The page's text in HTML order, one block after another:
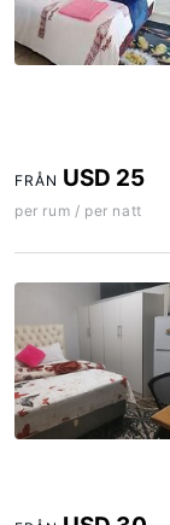
FRÅN USD 25
per rum / per natt